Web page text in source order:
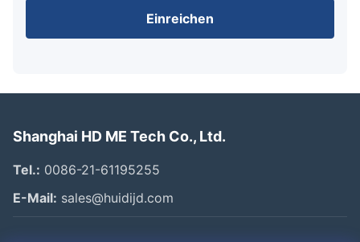
Einreichen
Shanghai HD ME Tech Co., Ltd.
Tel.: 0086-21-61195255
E-Mail: sales@huidijd.com